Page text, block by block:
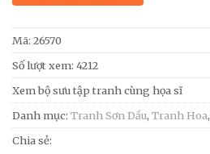
Mã: 26570
Số lượt xem: 4212
Xem bộ sưu tập tranh cùng họa sĩ
Danh mục: Tranh Sơn Dầu, Tranh Hoa,
Chia sẻ: